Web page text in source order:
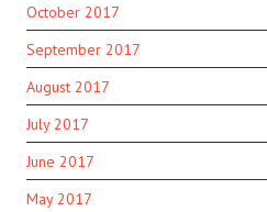
October 2017
September 2017
August 2017
July 2017
June 2017
May 2017